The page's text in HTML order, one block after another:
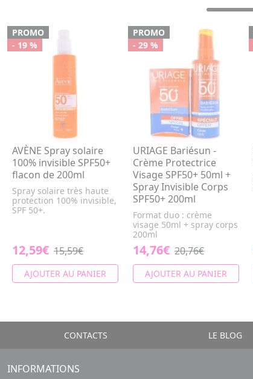
PROMO
- 19 %
AVÈNE Spray solaire
100% invisible SPF50+
flacon de 200ml
Spray solaire très haute
protection 100% invisible,
SPF 50+.
12,59€ 15,59€
AJOUTER AU PANIER
PROMO
- 29 %
URIAGE Bariésun -
Crème Protectrice
Visage SPF50+ 50ml +
Spray Invisible Corps
SPF50+ 200ml
Format duo : crème
visage 50ml + spray corps
200ml
14,76€ 20,76€
AJOUTER AU PANIER
CONTACTS LE BLOG
INFORMATIONS